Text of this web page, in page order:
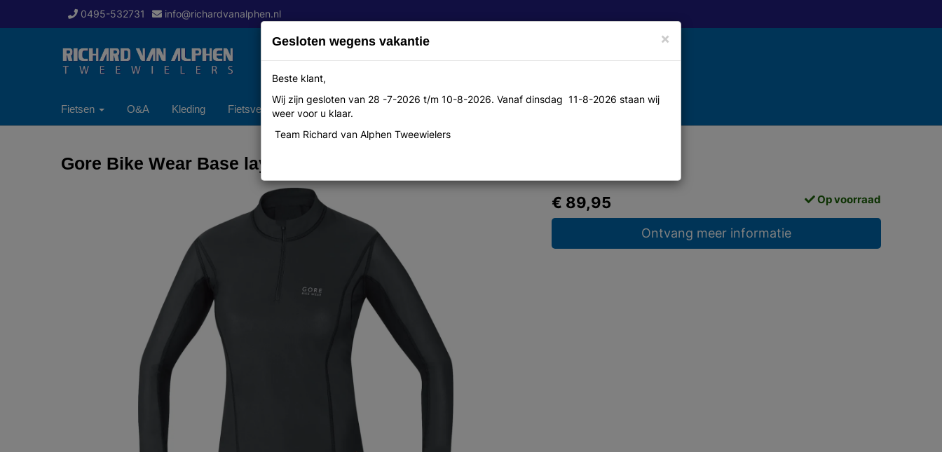
0495-532731 info@richardvanalphen.nl
Fietsen O&A Kleding Fietsverzekering Over ons Contact
Gore Bike Wear Base layer turtelneck Windstopper maat M
€ 89,95 Op voorraad
Ontvang meer informatie
×
Gesloten wegens vakantie
Beste klant,
Wij zijn gesloten van 28 -7-2026 t/m 10-8-2026. Vanaf dinsdag 11-8-2026 staan wij
weer voor u klaar.
Team Richard van Alphen Tweewielers